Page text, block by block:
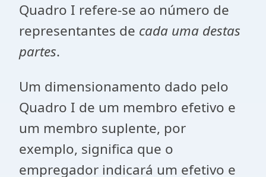
Quadro I refere-se ao número de
representantes de cada uma destas
partes.
Um dimensionamento dado pelo
Quadro I de um membro efetivo e
um membro suplente, por
exemplo, significa que o
empregador indicará um efetivo e